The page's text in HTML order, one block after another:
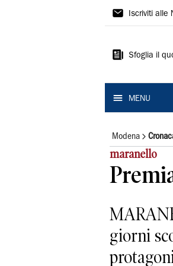
Modena
Iscriviti alle
Sfoglia il
MENU
Modena
maranello
giorni